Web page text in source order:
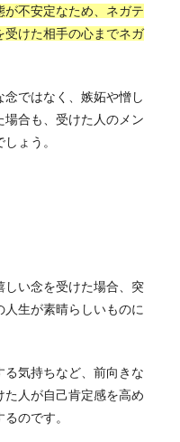
不安定なため、ネガテ
受けた相手の心までネガ
念ではなく、嫉妬や憎し
合も、受けた人のメン
ょう。
い念を受けた場合、突
生が素晴らしいものに
気持ちなど、前向きな
人が自己肯定感を高め
のです。